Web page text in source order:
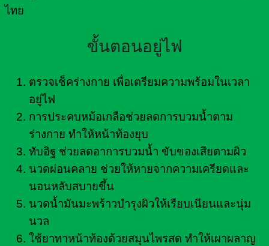
ไทย
ขั้นตอนอยู่ไฟ
ตรวจเช็คร่างกาย เพื่อเตรียมความพร้อมในเวลา
อยู่ไฟ
การประคบหม้อเกลือช่วยลดการบวมน้ำตาม
ร่างกาย ทำให้หน้าท้องยุบ
ทับอิฐ ช่วยลดอาการบวมน้ำ ขับของเสียตามผิว
นวดผ่อนคลาย ช่วยให้หายจากความเครียดและ
นอนหลับสบายขึ้น
นวดน้ำมันมะพร้าวบำรุงผิวให้เรียบเนียนและนุ่ม
นวล
ใช้ยาทาหน้าท้องด้วยสมุนไพรสด ทำให้เผาผลาญ